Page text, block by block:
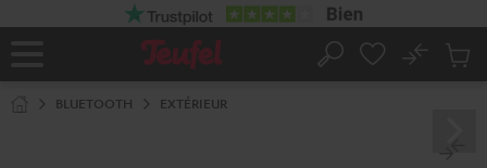
Page
Rechercher
No
BLUETOOTH EXTÉRIEUR